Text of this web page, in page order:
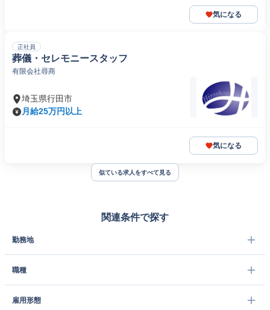
気になる
正社員
葬儀・セレモニースタッフ
有限会社尋商
埼玉県行田市
月給25万円以上
気になる
似ている求人をすべて見る
関連条件で探す
勤務地
職種
雇用形態